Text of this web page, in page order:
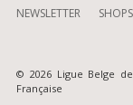
NEWSLETTER SHOPS
© 2026 Ligue Belge
Française